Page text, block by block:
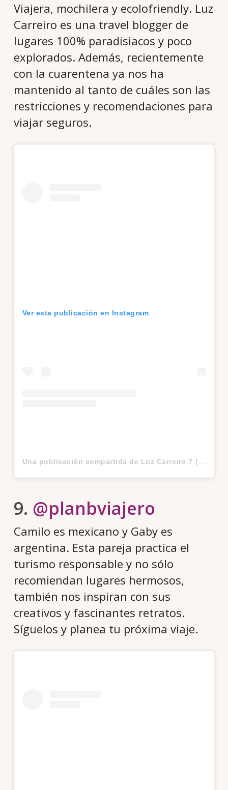
Viajera, mochilera y ecolofriendly. Luz
Carreiro es una travel blogger de
lugares 100% paradisiacos y poco
explorados. Además, recientemente
con la cuarentena ya nos ha
mantenido al tanto de cuáles son las
restricciones y recomendaciones para
viajar seguros.
Ver esta publicación en Instagram
9. @planbviajero
Camilo es mexicano y Gaby es
argentina. Esta pareja practica el
turismo responsable y no sólo
recomiendan lugares hermosos,
también nos inspiran con sus
creativos y fascinantes retratos.
Síguelos y planea tu próxima viaje.